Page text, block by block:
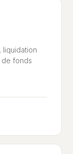
liquidation
fonds